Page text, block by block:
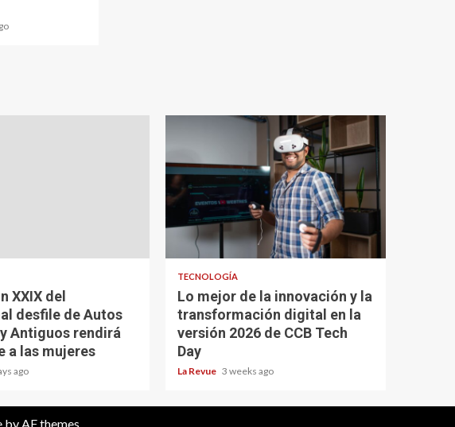
XXIX del
desfile de Autos
Antiguos rendirá
a las mujeres
ago
TECNOLOGÍA
Lo mejor de la innovación y la
transformación digital en la
versión 2026 de CCB Tech
Day
La Revue 3 weeks ago
by AF themes.